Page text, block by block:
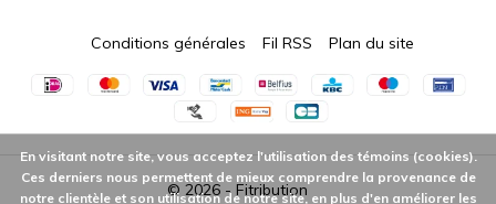
© 2026 - Fitribution
Conditions générales Fil RSS Plan du site
En visitant notre site, vous acceptez l'utilisation des témoins (cookies).
Ces derniers nous permettent de mieux comprendre la provenance de
notre clientèle et son utilisation de notre site, en plus d'en améliorer les